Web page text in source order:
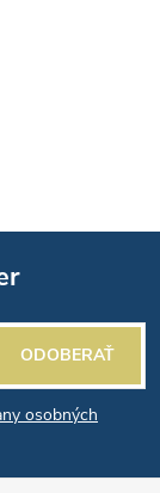
osobných
ODOBERAŤ